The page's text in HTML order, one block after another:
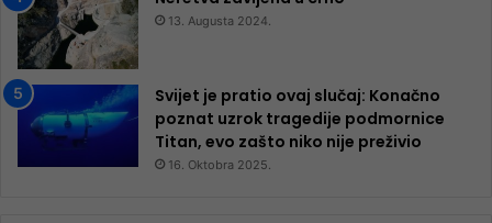
13. Augusta 2024.
Svijet je pratio ovaj slučaj: Konačno
poznat uzrok tragedije podmornice
Titan, evo zašto niko nije preživio
16. Oktobra 2025.